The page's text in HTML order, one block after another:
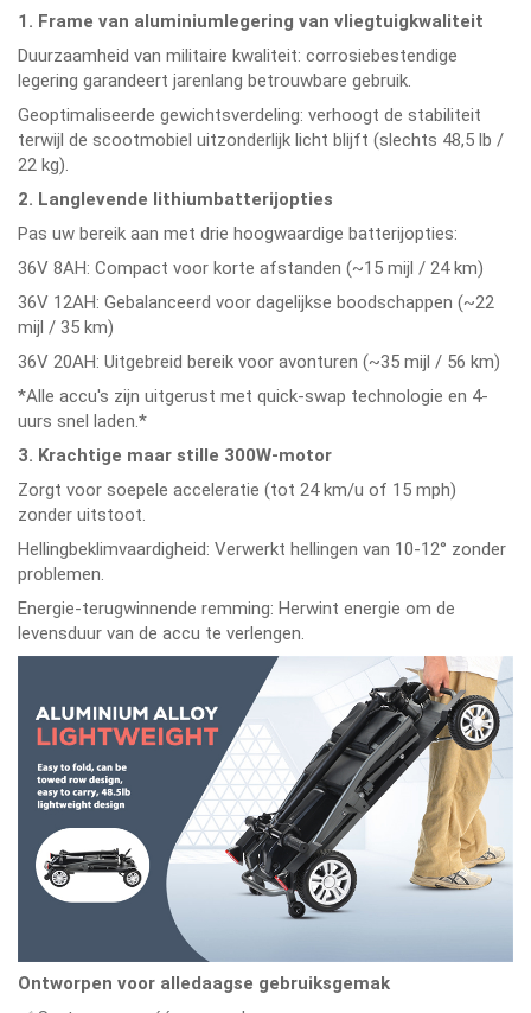
1. Frame van aluminiumlegering van vliegtuigkwaliteit
Duurzaamheid van militaire kwaliteit: corrosiebestendige
legering garandeert jarenlang betrouwbare gebruik.
Geoptimaliseerde gewichtsverdeling: verhoogt de stabiliteit
terwijl de scootmobiel uitzonderlijk licht blijft (slechts 48,5 lb /
22 kg).
2. Langlevende lithiumbatterijopties
Pas uw bereik aan met drie hoogwaardige batterijopties:
36V 8AH: Compact voor korte afstanden (~15 mijl / 24 km)
36V 12AH: Gebalanceerd voor dagelijkse boodschappen (~22
mijl / 35 km)
36V 20AH: Uitgebreid bereik voor avonturen (~35 mijl / 56 km)
*Alle accu's zijn uitgerust met quick-swap technologie en 4-
uurs snel laden.*
3. Krachtige maar stille 300W-motor
Zorgt voor soepele acceleratie (tot 24 km/u of 15 mph)
zonder uitstoot.
Hellingbeklimvaardigheid: Verwerkt hellingen van 10-12° zonder
problemen.
Energie-terugwinnende remming: Herwint energie om de
levensduur van de accu te verlengen.
Ontworpen voor alledaagse gebruiksgemak